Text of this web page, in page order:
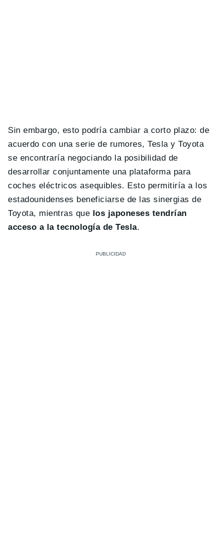
Sin embargo, esto podría cambiar a corto plazo: de
acuerdo con una serie de rumores, Tesla y Toyota
se encontraría negociando la posibilidad de
desarrollar conjuntamente una plataforma para
coches eléctricos asequibles. Esto permitiría a los
estadounidenses beneficiarse de las sinergias de
Toyota, mientras que los japoneses tendrían
acceso a la tecnología de Tesla.